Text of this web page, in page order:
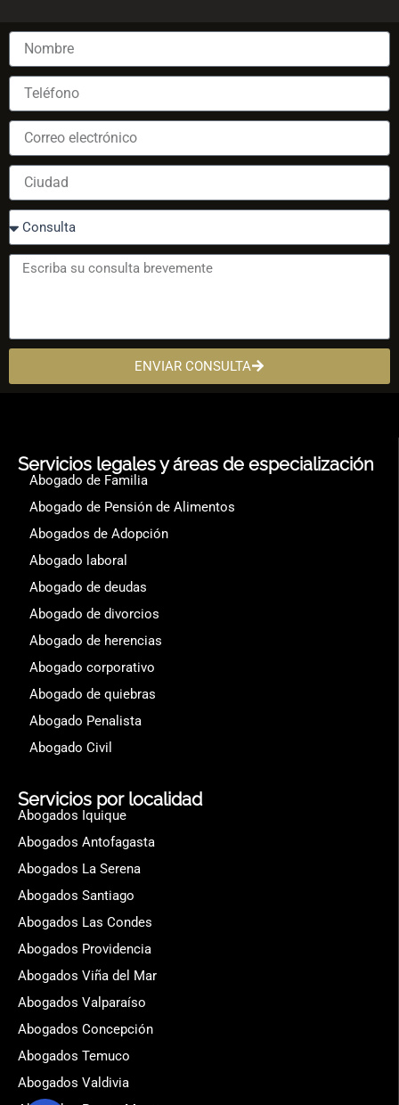
ENVIAR CONSULTA
Servicios legales y áreas de especialización
Abogado de Familia
Abogado de Pensión de Alimentos
Abogados de Adopción
Abogado laboral
Abogado de deudas
Abogado de divorcios
Abogado de herencias
Abogado corporativo
Abogado de quiebras
Abogado Penalista
Abogado Civil
Servicios por localidad
Abogados Iquique
Abogados Antofagasta
Abogados La Serena
Abogados Santiago
Abogados Las Condes
Abogados Providencia
Abogados Viña del Mar
Abogados Valparaíso
Abogados Concepción
Abogados Temuco
Abogados Valdivia